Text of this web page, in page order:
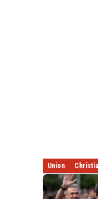
Union